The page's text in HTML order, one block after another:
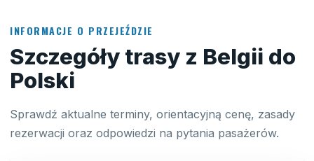
INFORMACJE O PRZEJEŹDZIE
Szczegóły trasy z Belgii do
Polski
Sprawdź aktualne terminy, orientacyjną cenę, zasady
rezerwacji oraz odpowiedzi na pytania pasażerów.